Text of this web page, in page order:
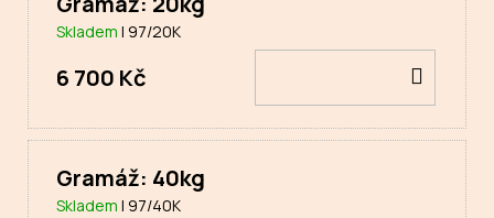
Skladem | 97/20K
6 700 Kč
Gramáž: 40kg
Skladem | 97/40K